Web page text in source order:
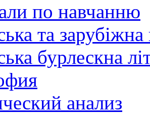
по навчанню
та зарубіжна
бурлескна
анализ